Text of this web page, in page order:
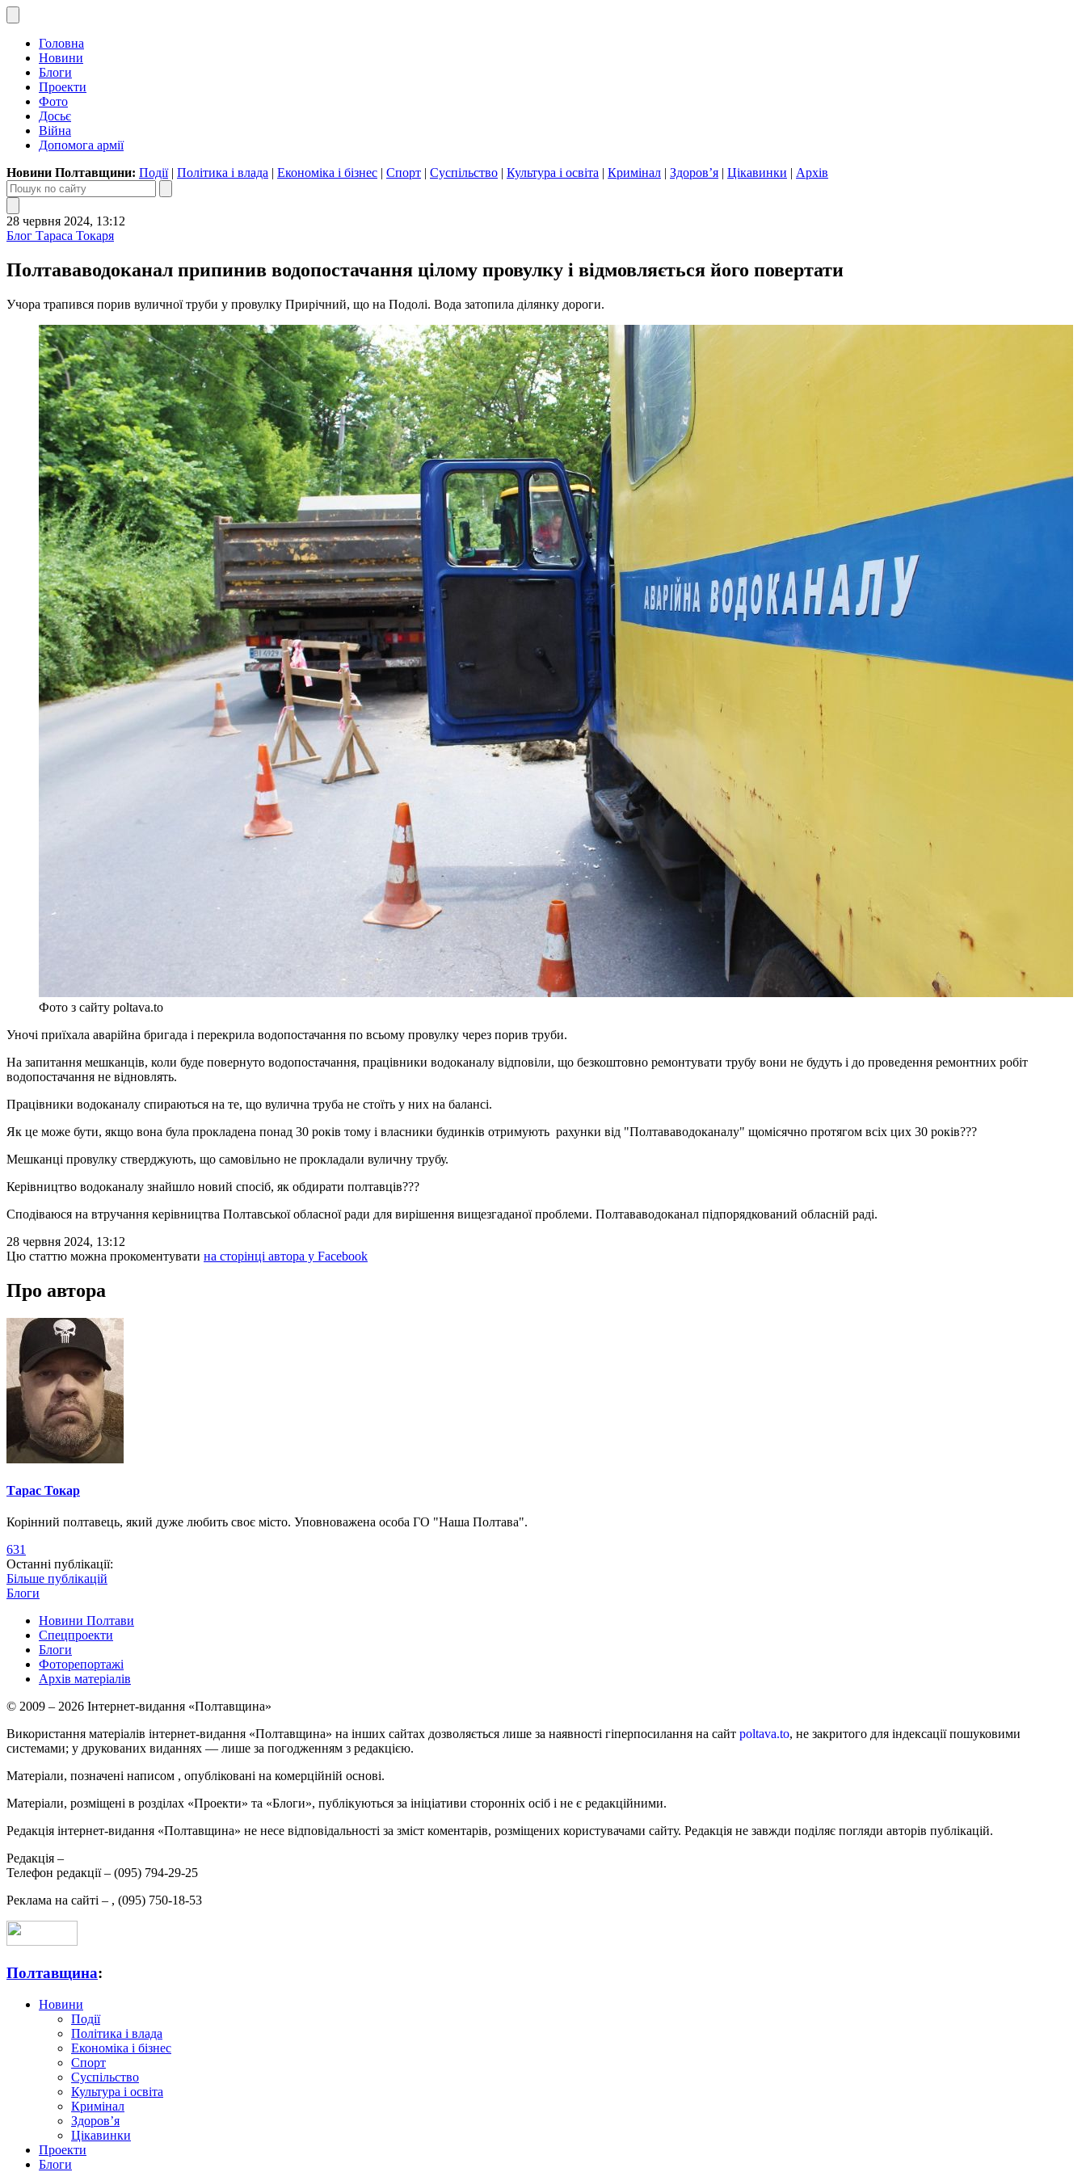
Головна
Новини
Блоги
Проекти
Фото
Досьє
Війна
Допомога армії
Новини Полтавщини: Події| Політика і влада | Економіка і бізнес | Спорт | Суспільство | Культура і освіта | Кримінал | Здоров’я | Цікавинки | Архів
28 червня 2024, 13:12
Блог Тараса Токаря
Полтававодоканал припинив водопостачання цілому провулку і відмовляється його повертати
Учора трапився порив вуличної труби у провулку Прирічний, що на Подолі. Вода затопила ділянку дороги.
Фото з сайту poltava.to
Уночі приїхала аварійна бригада і перекрила водопостачання по всьому провулку через порив труби.
На запитання мешканців, коли буде повернуто водопостачання, працівники водоканалу відповіли, що безкоштовно ремонтувати трубу вони не будуть і до проведення ремонтних робіт
водопостачання не відновлять.
Працівники водоканалу спираються на те, що вулична труба не стоїть у них на балансі.
Як це може бути, якщо вона була прокладена понад 30 років тому і власники будинків отримують рахунки від "Полтававодоканалу" щомісячно протягом всіх цих 30 років???
Мешканці провулку стверджують, що самовільно не прокладали вуличну трубу.
Керівництво водоканалу знайшло новий спосіб, як обдирати полтавців???
Сподіваюся на втручання керівництва Полтавської обласної ради для вирішення вищезгаданої проблеми. Полтававодоканал підпорядкований обласній раді.
28 червня 2024, 13:12
Цю статтю можна прокоментувати на сторінці автора у Facebook
Про автора
Тарас Токар
Корінний полтавець, який дуже любить своє місто. Уповноважена особа ГО "Наша Полтава".
631
Останні публікації:
Більше публікацій
Блоги
Новини Полтави
Спецпроекти
Блоги
Фоторепортажі
Архів матеріалів
© 2009 – 2026 Інтернет-видання «Полтавщина»
Використання матеріалів інтернет-видання «Полтавщина» на інших сайтах дозволяється лише за наявності гіперпосилання на сайт poltava.to, не закритого для індексації пошуковими
системами; у друкованих виданнях — лише за погодженням з редакцією.
Матеріали, позначені написом , опубліковані на комерційній основі.
Матеріали, розміщені в розділах «Проекти» та «Блоги», публікуються за ініціативи сторонніх осіб і не є редакційними.
Редакція інтернет-видання «Полтавщина» не несе відповідальності за зміст коментарів, розміщених користувачами сайту. Редакція не завжди поділяє погляди авторів публікацій.
Редакція –
Телефон редакції – (095) 794-29-25
Реклама на сайті – , (095) 750-18-53
Полтавщина:
Новини
Події
Політика і влада
Економіка і бізнес
Спорт
Суспільство
Культура і освіта
Кримінал
Здоров’я
Цікавинки
Проекти
Блоги